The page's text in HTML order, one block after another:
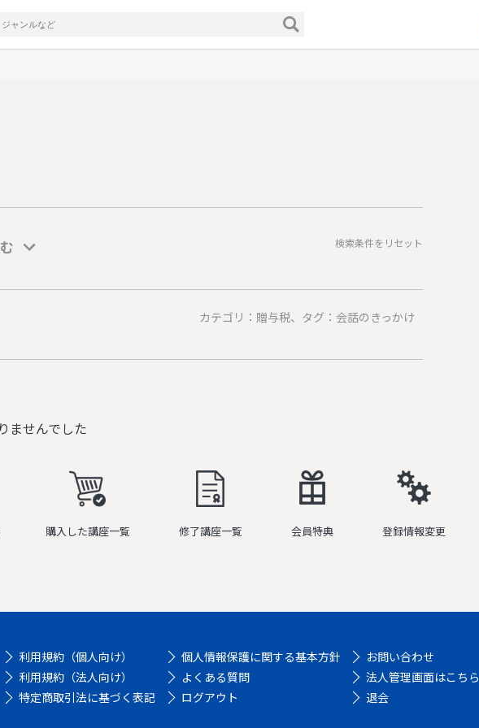
検索条件をリセット
カテゴリ：贈与税、タグ：会話のきっかけ
ませんでした
購入した講座一覧 修了講座一覧 会員特典 登録情報変更
利用規約（個人向け）
利用規約（法人向け）
特定商取引法に基づく表記
個人情報保護に関する基本方針
よくある質問
ログアウト
お問い合わせ
法人管理画面はこちら
退会